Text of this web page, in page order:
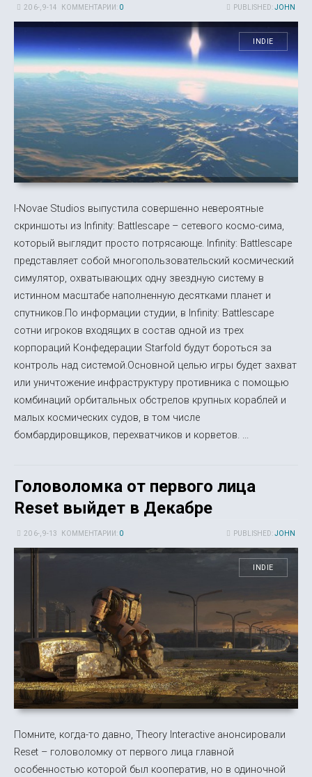
PUBLISHED:JOHN
20 6-, 9-14 КОММЕНТАРИИ: 0
INDIE
I-Novae Studios выпустила совершенно невероятные
скриншоты из Infinity: Battlescape – сетевого космо-сима,
который выглядит просто потрясающе. Infinity: Battlescape
представляет собой многопользовательский космический
симулятор, охватывающих одну звездную систему в
истинном масштабе наполненную десятками планет и
спутников.По информации студии, в Infinity: Battlescape
сотни игроков входящих в состав одной из трех
корпораций Конфедерации Starfold будут бороться за
контроль над системой.Основной целью игры будет захват
или уничтожение инфраструктуру противника с помощью
комбинаций орбитальных обстрелов крупных кораблей и
малых космических судов, в том числе
бомбардировщиков, перехватчиков и корветов. ...
Головоломка от первого лица
Reset выйдет в Декабре
PUBLISHED:JOHN
20 6-, 9-13 КОММЕНТАРИИ: 0
INDIE
Помните, когда-то давно, Theory Interactive анонсировали
Reset – головоломку от первого лица главной
особенностью которой был кооператив, но в одиночной